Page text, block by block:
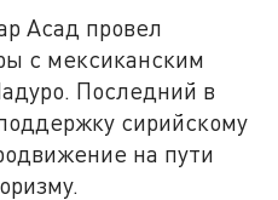
Асад провел
с мексиканским
Последний в
сирийскому
на пути